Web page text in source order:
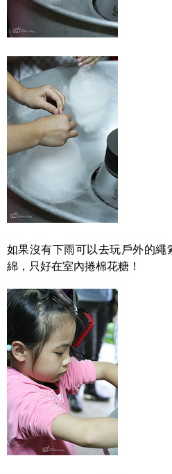
如果沒有下雨可以去玩戶外的繩
綿，只好在室內捲棉花糖！